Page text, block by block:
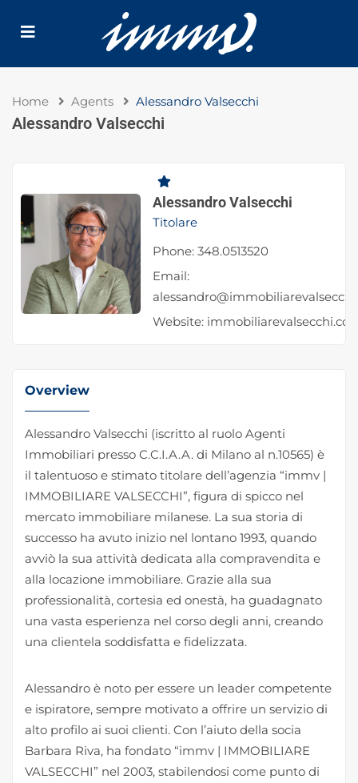
Home Agents Alessandro Valsecchi
Alessandro Valsecchi
Alessandro Valsecchi
Titolare
Phone: 348.0513520
Email:
Website:
Overview
Alessandro Valsecchi (iscritto al ruolo Agenti
Immobiliari presso C.C.I.A.A. di Milano al n.10565) è
il talentuoso e stimato titolare dell’agenzia “immv |
IMMOBILIARE VALSECCHI”, figura di spicco nel
mercato immobiliare milanese. La sua storia di
successo ha avuto inizio nel lontano 1993, quando
avviò la sua attività dedicata alla compravendita e
alla locazione immobiliare. Grazie alla sua
professionalità, cortesia ed onestà, ha guadagnato
una vasta esperienza nel corso degli anni, creando
una clientela soddisfatta e fidelizzata.
Alessandro è noto per essere un leader competente
e ispiratore, sempre motivato a offrire un servizio di
alto profilo ai suoi clienti. Con l’aiuto della socia
Barbara Riva, ha fondato “immv | IMMOBILIARE
VALSECCHI” nel 2003, stabilendosi come punto di